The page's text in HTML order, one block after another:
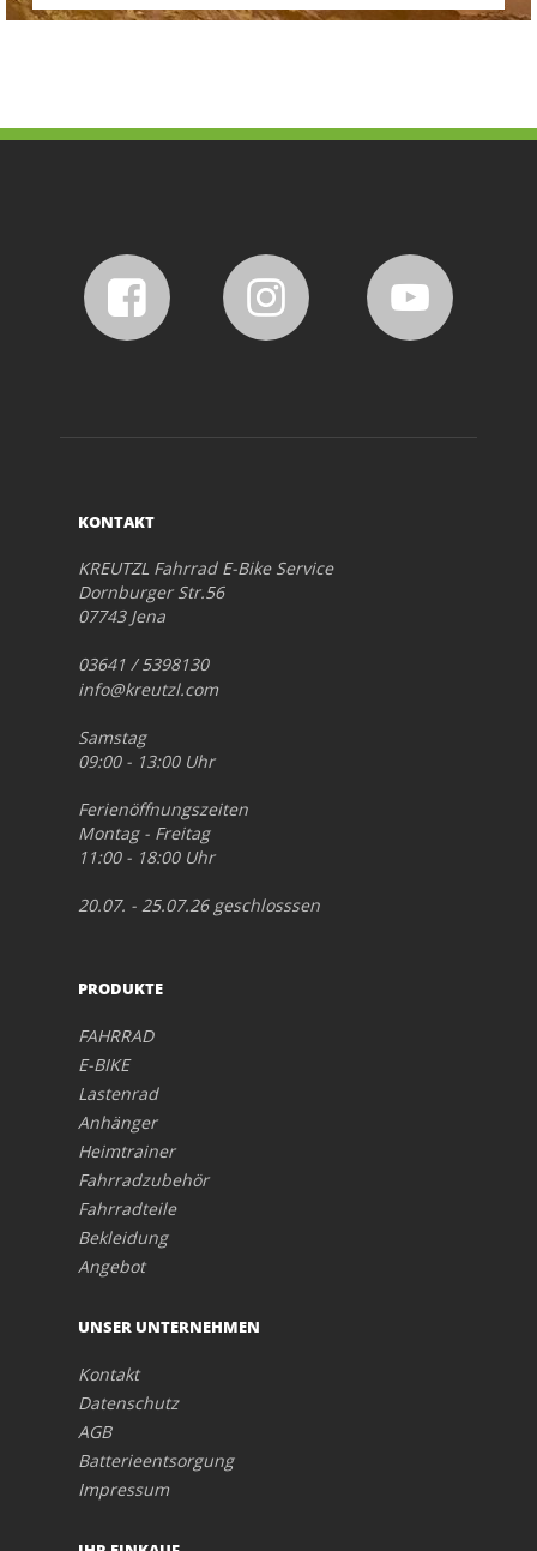
KONTAKT
KREUTZL Fahrrad E-Bike Service
Dornburger Str.56
07743 Jena
03641 / 5398130
info@kreutzl.com
Samstag
09:00 - 13:00 Uhr
Ferienöffnungszeiten
Montag - Freitag
11:00 - 18:00 Uhr
20.07. - 25.07.26 geschlosssen
PRODUKTE
FAHRRAD
E-BIKE
Lastenrad
Anhänger
Heimtrainer
Fahrradzubehör
Fahrradteile
Bekleidung
Angebot
UNSER UNTERNEHMEN
Kontakt
Datenschutz
AGB
Batterieentsorgung
Impressum